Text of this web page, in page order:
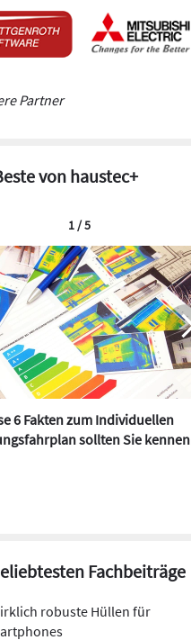
Partner
von haustec+
6 Fakten zum Individuellen
sollten Sie kennen
1 / 5
Fachbeiträge
robuste Hüllen für